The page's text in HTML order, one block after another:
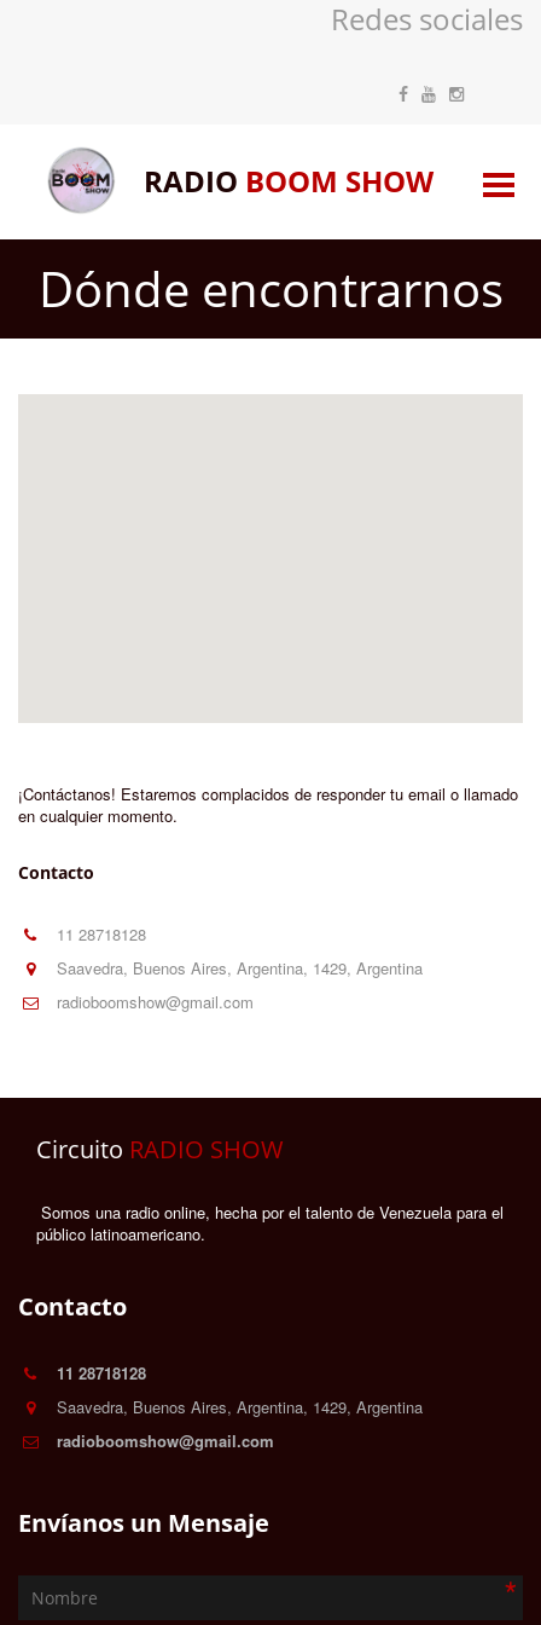
Redes sociales
RADIO BOOM SHOW
Dónde encontrarnos
¡Contáctanos! Estaremos complacidos de responder tu email o llamado
en cualquier momento.
Contacto
11 28718128
Saavedra, Buenos Aires, Argentina, 1429, Argentina
radioboomshow@gmail.com
Circuito RADIO SHOW
Somos una radio online, hecha por el talento de Venezuela para el
público latinoamericano.
Contacto
11 28718128
Saavedra, Buenos Aires, Argentina, 1429, Argentina
radioboomshow@gmail.com
Envíanos un Mensaje